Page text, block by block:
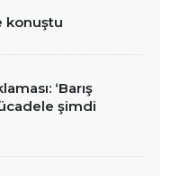
konuştu
‘Barış
şimdi